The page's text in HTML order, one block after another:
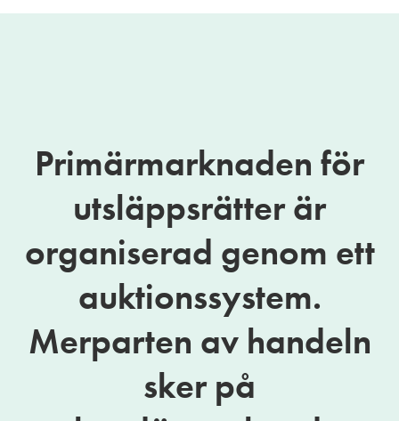
Primärmarknaden för
utsläppsrätter är
organiserad genom ett
auktionssystem.
Merparten av handeln
sker på